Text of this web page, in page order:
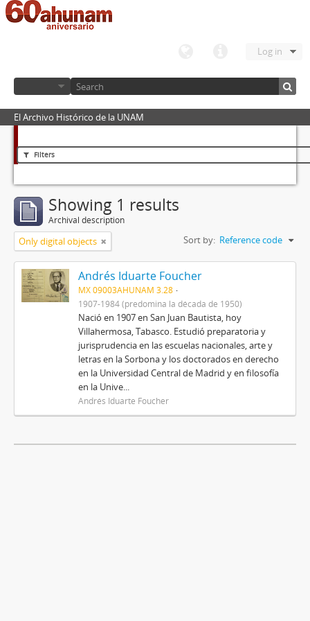
Log in
El Archivo Histórico de la UNAM
Filters
Showing 1 results
Archival description
Only digital objects Sort by: Reference code
Andrés Iduarte Foucher
MX 09003AHUNAM 3.28
1907-1984 (predomina la década de 1950)
Nació en 1907 en San Juan Bautista, hoy
Villahermosa, Tabasco. Estudió preparatoria y
jurisprudencia en las escuelas nacionales, arte y
letras en la Sorbona y los doctorados en derecho
en la Universidad Central de Madrid y en filosofía
en la Unive...
Andrés Iduarte Foucher